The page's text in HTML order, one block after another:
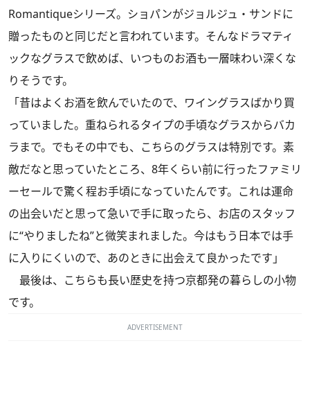
Romantiqueシリーズ。ショパンがジョルジュ・サンドに
贈ったものと同じだと言われています。そんなドラマティ
ックなグラスで飲めば、いつものお酒も一層味わい深くな
りそうです。
「昔はよくお酒を飲んでいたので、ワイングラスばかり買
っていました。重ねられるタイプの手頃なグラスからバカ
ラまで。でもその中でも、こちらのグラスは特別です。素
敵だなと思っていたところ、8年くらい前に行ったファミリ
ーセールで驚く程お手頃になっていたんです。これは運命
の出会いだと思って急いで手に取ったら、お店のスタッフ
に“やりましたね”と微笑まれました。今はもう日本では手
に入りにくいので、あのときに出会えて良かったです」
最後は、こちらも長い歴史を持つ京都発の暮らしの小物
です。
ADVERTISEMENT